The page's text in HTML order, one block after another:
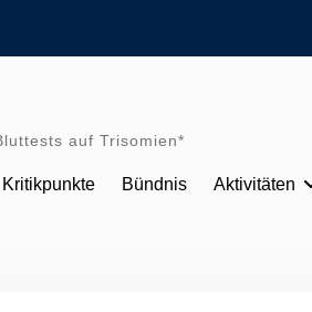
auf Trisomien*
Kritikpunkte Bündnis Aktivitäten